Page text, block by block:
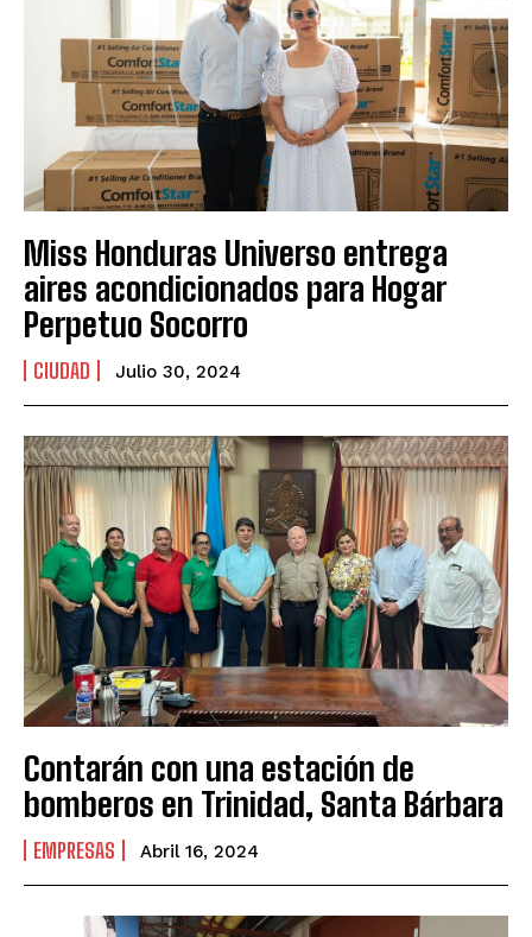
Miss Honduras Universo entrega
aires acondicionados para Hogar
Perpetuo Socorro
CIUDAD Julio 30, 2024
Contarán con una estación de
bomberos en Trinidad, Santa Bárbara
EMPRESAS Abril 16, 2024